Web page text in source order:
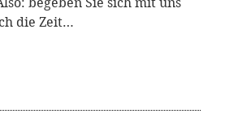
die Zeit…